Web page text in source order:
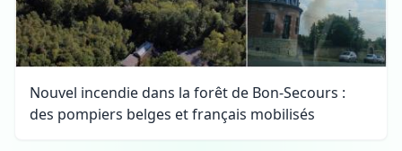
Nouvel incendie dans la forêt de Bon-Secours :
des pompiers belges et français mobilisés